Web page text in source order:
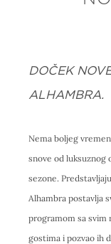
DOČEK
ALHAMBRA.
Nema boljeg
snove od luksuznog
sezone.
Alhambra postavlja
programom sa svim
gostima i pozvao ih